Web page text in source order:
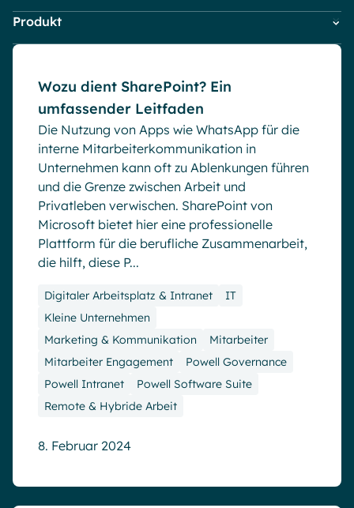
Effizientes Wissensmanagement am Arbeitsplatz
IT
Kleine Unternehmen
Marketing & Kommunikation
Digitaler Arbeitsplatz & Intranet
Firmen News
Market trends
Microsoft Teams
Mitarbeiter Engagement
Produktneuheiten
Remote & Hybride Arbeit
Produkt
Powell Software Suite
Virtual Building
Blog
Wozu dient SharePoint? Ein
umfassender Leitfaden
Die Nutzung von Apps wie WhatsApp für die
interne Mitarbeiterkommunikation in
Unternehmen kann oft zu Ablenkungen führen
und die Grenze zwischen Arbeit und
Privatleben verwischen. SharePoint von
Microsoft bietet hier eine professionelle
Plattform für die berufliche Zusammenarbeit,
die hilft, diese P...
Digitaler Arbeitsplatz & Intranet
IT
Kleine Unternehmen
Marketing & Kommunikation
Mitarbeiter
Mitarbeiter Engagement
Powell Governance
Powell Intranet
Powell Software Suite
Remote & Hybride Arbeit
8. Februar 2024